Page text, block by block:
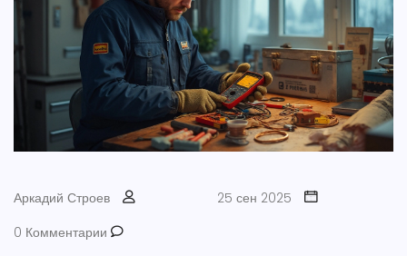
Аркадий Строев
25 сен 2025
0 Комментарии